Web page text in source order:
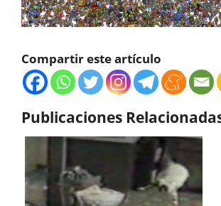
Compartir este artículo
Publicaciones